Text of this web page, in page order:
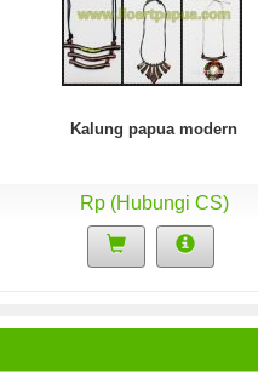
Kalung papua modern
Rp (Hubungi CS)